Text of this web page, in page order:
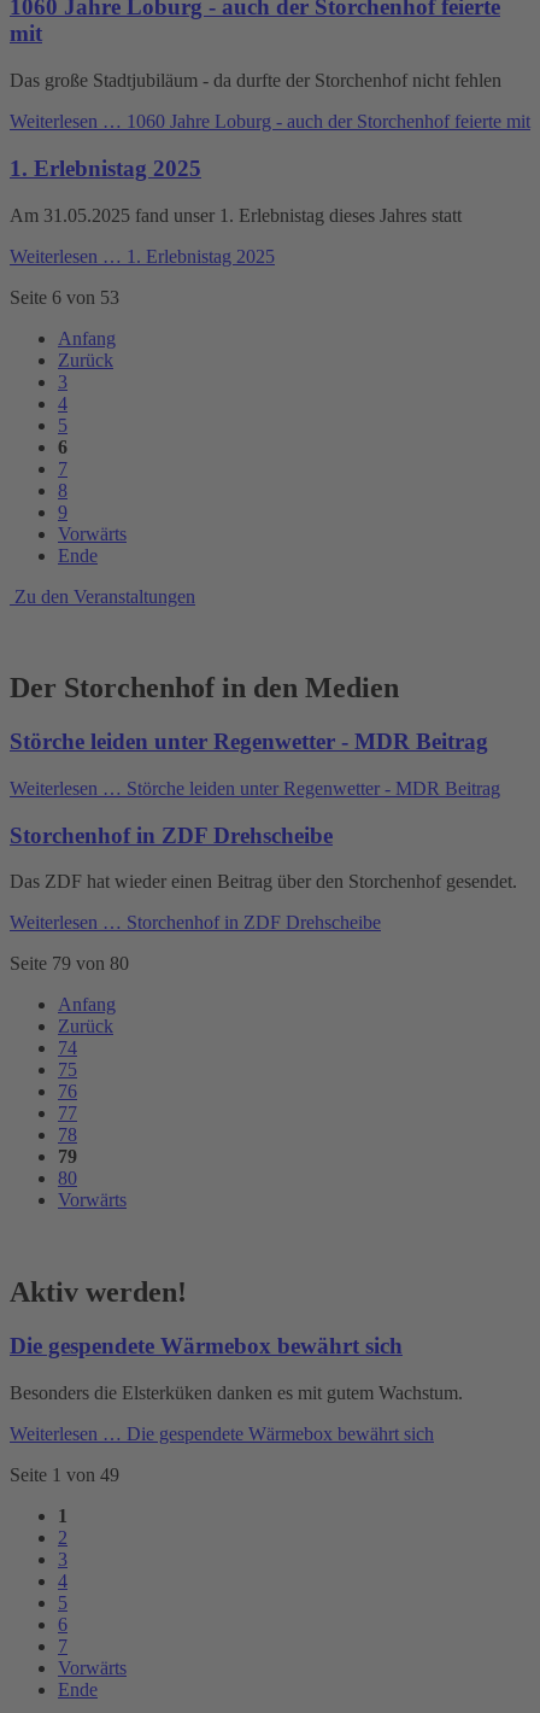
1060 Jahre Loburg - auch der Storchenhof feierte
mit
Das große Stadtjubiläum - da durfte der Storchenhof nicht fehlen
Weiterlesen … 1060 Jahre Loburg - auch der Storchenhof feierte mit
1. Erlebnistag 2025
Am 31.05.2025 fand unser 1. Erlebnistag dieses Jahres statt
Weiterlesen … 1. Erlebnistag 2025
Seite 6 von 53
Anfang
Zurück
3
4
5
6
7
8
9
Vorwärts
Ende
Zu den Veranstaltungen
Der Storchenhof in den Medien
Störche leiden unter Regenwetter - MDR Beitrag
Weiterlesen … Störche leiden unter Regenwetter - MDR Beitrag
Storchenhof in ZDF Drehscheibe
Das ZDF hat wieder einen Beitrag über den Storchenhof gesendet.
Weiterlesen … Storchenhof in ZDF Drehscheibe
Seite 79 von 80
Anfang
Zurück
74
75
76
77
78
79
80
Vorwärts
Aktiv werden!
Die gespendete Wärmebox bewährt sich
Besonders die Elsterküken danken es mit gutem Wachstum.
Weiterlesen … Die gespendete Wärmebox bewährt sich
Seite 1 von 49
1
2
3
4
5
6
7
Vorwärts
Ende